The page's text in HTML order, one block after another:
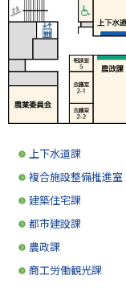
戻
る
上下水道課
複合施設整備推進室
建築住宅課
都市建設課
農政課
商工労働観光課